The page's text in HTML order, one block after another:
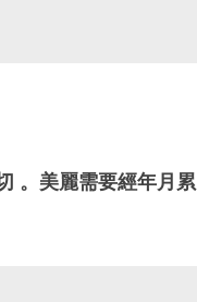
。美麗需要經年月累